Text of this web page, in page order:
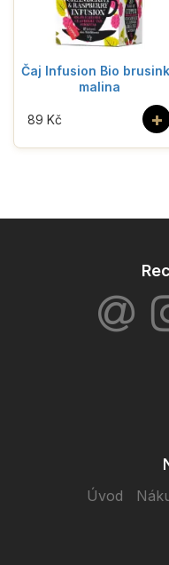
Čaj Infusion Bio
malina
+
89 Kč
Úvod